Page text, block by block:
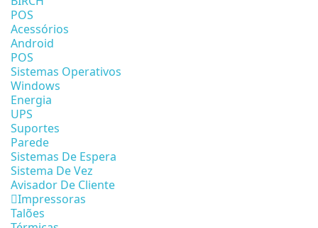
POS
Acessórios
Android
POS
Sistemas Operativos
Windows
Energia
UPS
Suportes
Parede
Sistemas De Espera
Sistema De Vez
Avisador De Cliente
Impressoras
Talões